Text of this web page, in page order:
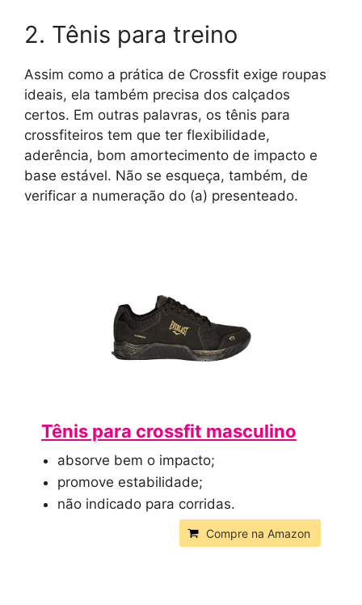
2. Tênis para treino
Assim como a prática de Crossfit exige roupas
ideais, ela também precisa dos calçados
certos. Em outras palavras, os tênis para
crossfiteiros tem que ter flexibilidade,
aderência, bom amortecimento de impacto e
base estável. Não se esqueça, também, de
verificar a numeração do (a) presenteado.
Tênis para crossfit masculino
absorve bem o impacto;
promove estabilidade;
não indicado para corridas.
Compre na Amazon